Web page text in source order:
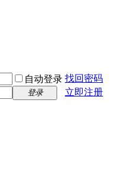
自动登录 找回密码
登录
立即注册